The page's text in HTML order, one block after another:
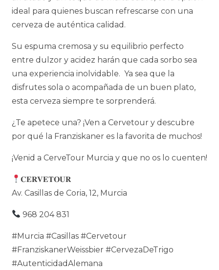
ideal para quienes buscan refrescarse con una
cerveza de auténtica calidad.
Su espuma cremosa y su equilibrio perfecto
entre dulzor y acidez harán que cada sorbo sea
una experiencia inolvidable. Ya sea que la
disfrutes sola o acompañada de un buen plato,
esta cerveza siempre te sorprenderá.
¿Te apetece una? ¡Ven a Cervetour y descubre
por qué la Franziskaner es la favorita de muchos!
¡Venid a CerveTour Murcia y que no os lo cuenten!
𝐂𝐄𝐑𝐕𝐄𝐓𝐎𝐔𝐑
Av. Casillas de Coria, 12, Murcia
968 204 831
#Murcia #Casillas #Cervetour
#FranziskanerWeissbier #CervezaDeTrigo
#AutenticidadAlemana